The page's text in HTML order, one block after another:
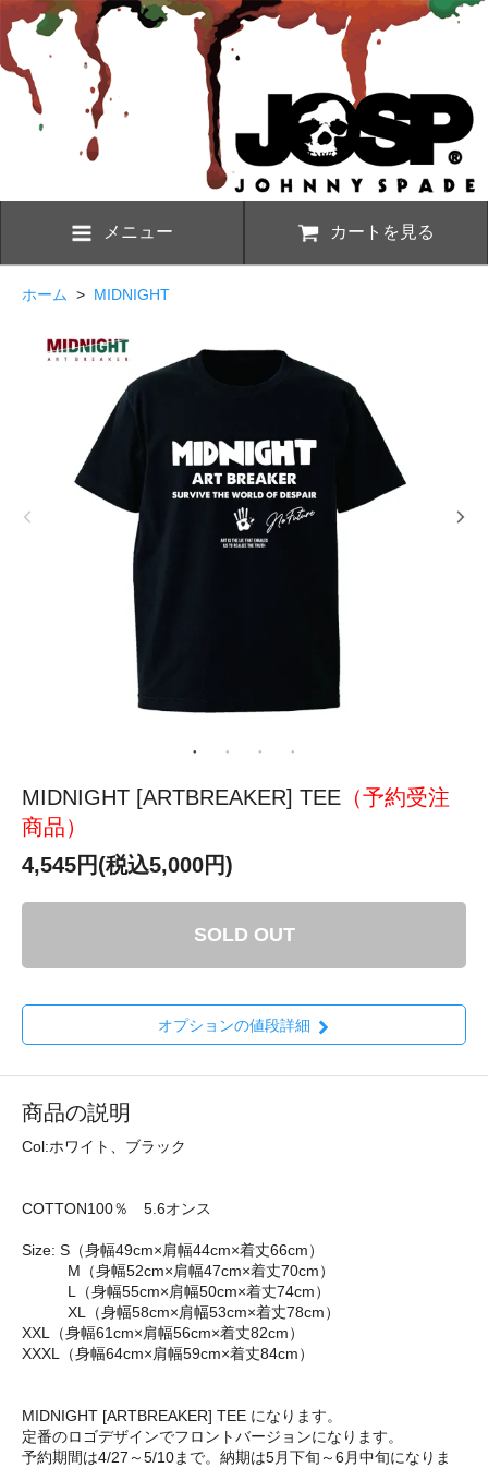
メニュー カートを見る
ホーム > MIDNIGHT
MIDNIGHT [ARTBREAKER] TEE （予約受注
商品）
4,545円(税込5,000円)
SOLD OUT
オプションの値段詳細
商品の説明
Col:ホワイト、ブラック
COTTON100％ 5.6オンス
Size: S（身幅49cm×肩幅44cm×着丈66cm）
M（身幅52cm×肩幅47cm×着丈70cm）
L（身幅55cm×肩幅50cm×着丈74cm）
XL（身幅58cm×肩幅53cm×着丈78cm）
XXL（身幅61cm×肩幅56cm×着丈82cm）
XXXL（身幅64cm×肩幅59cm×着丈84cm）
MIDNIGHT [ARTBREAKER] TEE になります。
定番のロゴデザインでフロントバージョンになります。
予約期間は4/27～5/10まで。納期は5月下旬～6月中旬になりま